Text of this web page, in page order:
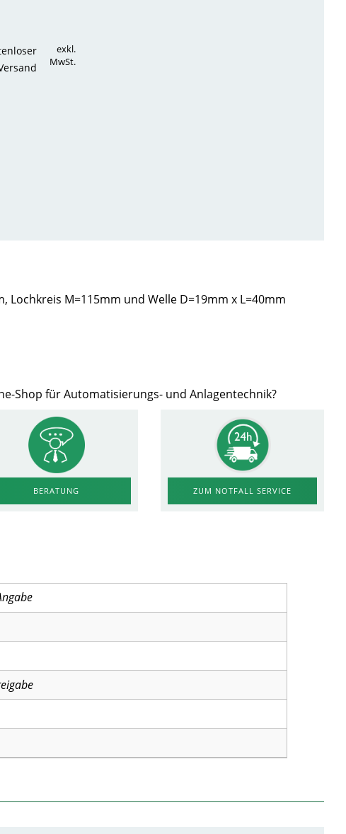
exkl.
MwSt.
M=115mm und Welle D=19mm x L=40mm
Shop für Automatisierungs- und Anlagentechnik?
BERATUNG ZUM NOTFALL SERVICE